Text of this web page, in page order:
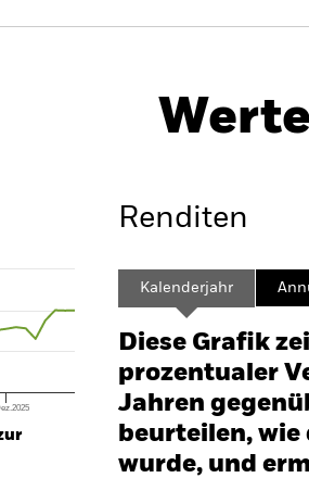
Time. Range: 2024-12-31 00:00:00 to
values. Range: -30 to 60.
Renditen
Kalenderjahr
Diese Grafik
prozentualer
Jahren
beurteilen,
wurde, und